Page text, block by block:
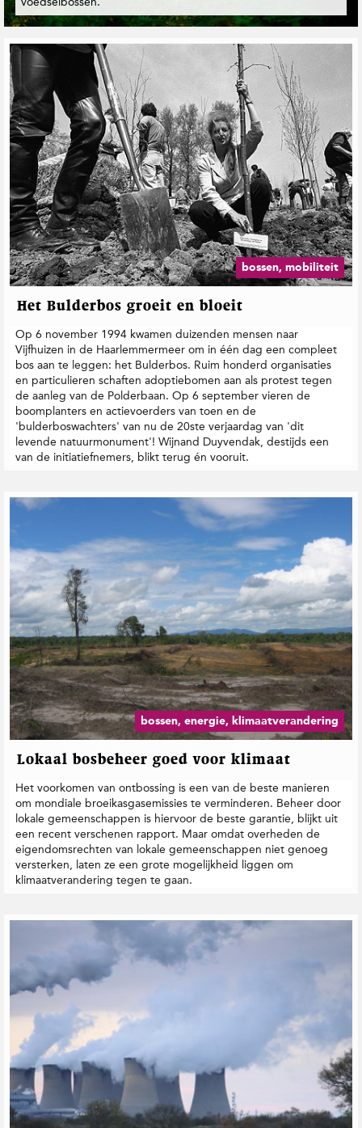
i
bossen, mobiliteit
Het Bulderbos groeit en bloeit
Op 6 november 1994 kwamen duizenden mensen naar
Vijfhuizen in de Haarlemmermeer om in één dag een compleet
bos aan te leggen: het Bulderbos. Ruim honderd organisaties
en particulieren schaften adoptiebomen aan als protest tegen
de aanleg van de Polderbaan. Op 6 september vieren de
boomplanters en actievoerders van toen en de
'bulderboswachters' van nu de 20ste verjaardag van 'dit
levende natuurmonument'! Wijnand Duyvendak, destijds een
van de initiatiefnemers, blikt terug én vooruit.
bossen, energie, klimaatverandering
Lokaal bosbeheer goed voor klimaat
Het voorkomen van ontbossing is een van de beste manieren
om mondiale broeikasgasemissies te verminderen. Beheer door
lokale gemeenschappen is hiervoor de beste garantie, blijkt uit
een recent verschenen rapport. Maar omdat overheden de
eigendomsrechten van lokale gemeenschappen niet genoeg
versterken, laten ze een grote mogelijkheid liggen om
klimaatverandering tegen te gaan.